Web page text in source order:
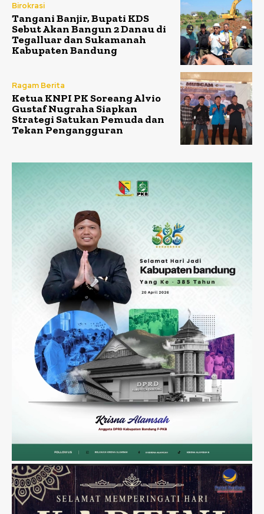
Birokrasi
Tangani Banjir, Bupati KDS
Sebut Akan Bangun 2 Danau di
Tegalluar dan Sukamanah
Kabupaten Bandung
Ragam Berita
Ketua KNPI PK Soreang Alvio
Gustaf Nugraha Siapkan
Strategi Satukan Pemuda dan
Tekan Pengangguran